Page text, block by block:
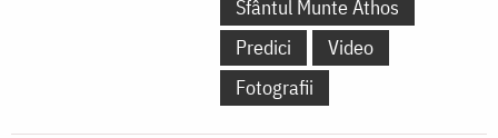
Sfântul Munte Athos
Predici
Video
Fotografii